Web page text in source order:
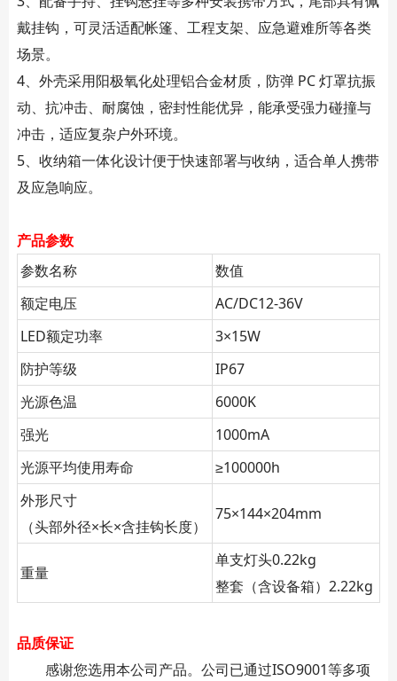
戴挂钩，可灵活适配帐篷、工程支架、应急避难所等各类
场景。
4、 外壳采用阳极氧化处理铝合金材质，防弹 PC 灯罩抗振
动、抗冲击、耐腐蚀，密封性能优异，能承受强力碰撞与
冲击，适应复杂户外环境。
5、 收纳箱一体化设计便于快速部署与收纳，适合单人携带
及应急响应。
产品参数
参数名称
数值
额定电压
AC/DC12-36V
LED额定功率 3×15W
防护等级
IP67
光源色温
6000K
强光
1000mA
光源平均使用寿命
≥100000h
外形尺寸
（头部外径×长×含挂钩长度）
75×144×204mm
重量
单支灯头0.22kg
整套（含设备箱） 2.22kg
品质保证
感谢您选用本公司产品。公司已通过ISO9001等多项